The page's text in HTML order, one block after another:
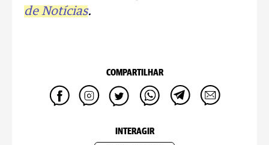
de Notícias.
COMPARTILHAR
INTERAGIR